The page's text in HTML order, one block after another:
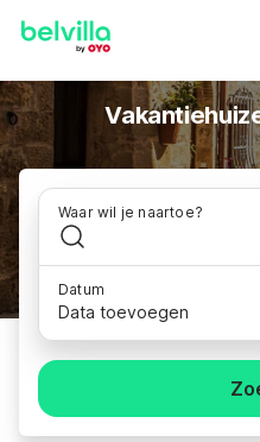
Waar wil je naartoe?
Datum
Data toevoegen